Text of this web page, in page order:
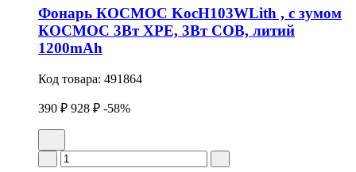
Фонарь КОСМОС KocH103WLith , с зумом
КОСМОС 3Вт ХРЕ, 3Вт СОВ, литий
1200mAh
Код товара: 491864
390 ₽ 928 ₽ -58%